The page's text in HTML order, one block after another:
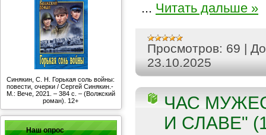
Синякин, С. Н. Горькая соль войны:
повести, очерки / Сергей Синякин.-
М.: Вече, 2021. – 384 с. – (Волжский
роман). 12+
Наш опрос
... Читать дальше »
Просмотров: 69 |
23.10.2025
ЧАС
И СЛАВЕ"